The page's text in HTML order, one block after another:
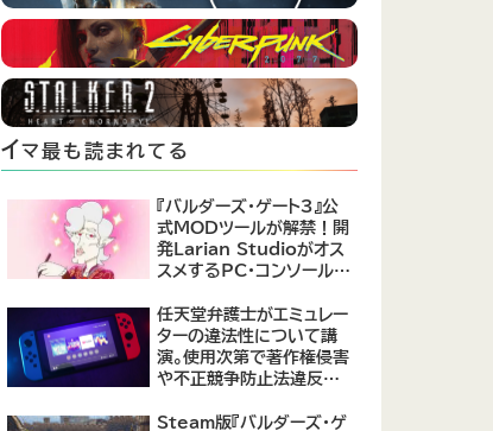
イマ最も読まれてる
『バルダーズ・ゲート3』公
式MODツールが解禁！開
発Larian Studioがオス
スメするPC・コンソール向
任天堂弁護士がエミュレー
ターの違法性について講
演。使用次第で著作権侵害
や不正競争防止法違反に
Steam版『バルダーズ・ゲ